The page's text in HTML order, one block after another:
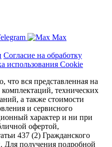
Max
Согласие на обработку
использования Cookie
вся представленная на
технических
а также стоимости
и сервисного
характер и ни при
офертой,
437 (2) Гражданского
Для получения подробной